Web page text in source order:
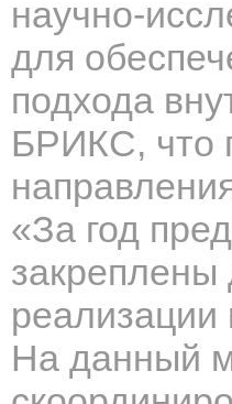
научно-
для
подхода
БРИКС, что
«За год
закреплены
реализации
На данный